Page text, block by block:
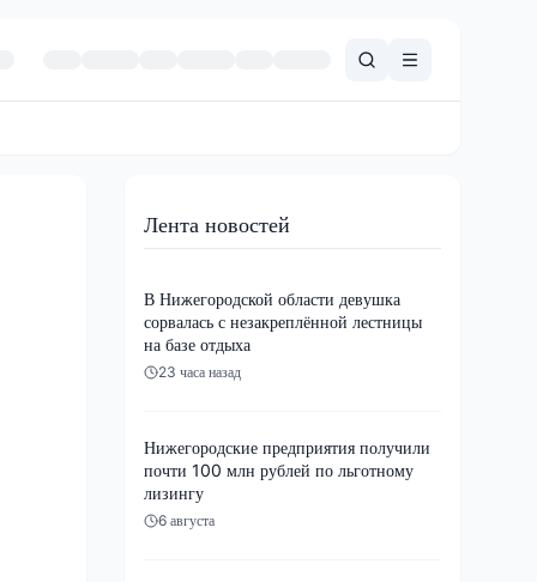
Лента новостей
В Нижегородской области девушка
сорвалась с незакреплённой лестницы
на базе отдыха
23 часа назад
Нижегородские предприятия получили
почти 100 млн рублей по льготному
лизингу
6 августа